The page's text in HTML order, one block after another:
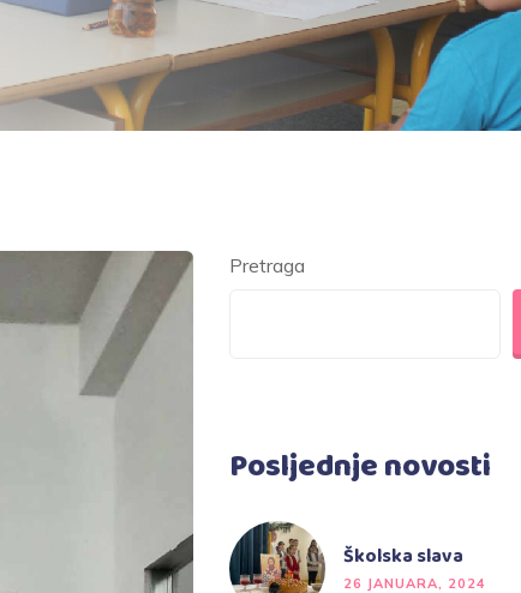
Pretraga
Posljednje novosti
Školska slava
26 JANUARA, 2024